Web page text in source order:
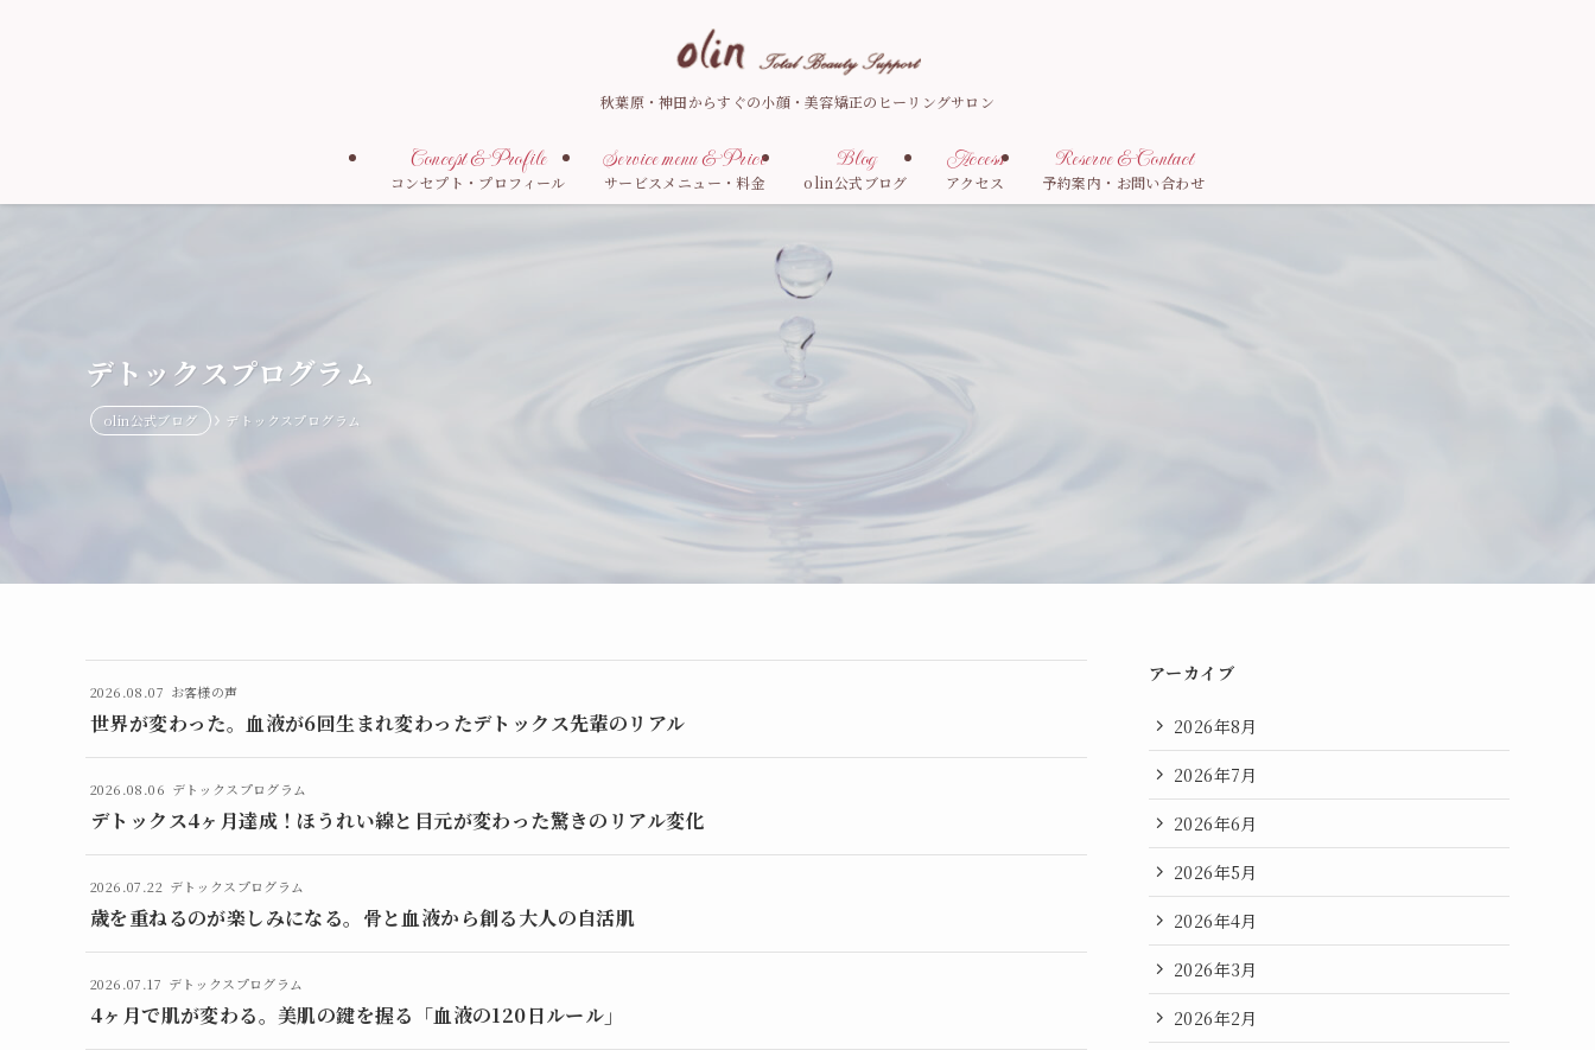
秋葉原・神田からすぐの小顔・美容矯正のヒーリングサロン
Concept & Profile
コンセプト・プロフィール
Service menu & Price
サービスメニュー・料金
Blog
olin公式ブログ
Access
アクセス
Reserve & Contact
予約案内・お問い合わせ
デトックスプログラム
olin公式ブログ デトックスプログラム
2026.08.07 お客様の声
世界が変わった。血液が6回生まれ変わったデトックス先輩のリアル
2026.08.06 デトックスプログラム
デトックス4ヶ月達成！ほうれい線と目元が変わった驚きのリアル変化
2026.07.22 デトックスプログラム
歳を重ねるのが楽しみになる。骨と血液から創る大人の自活肌
2026.07.17 デトックスプログラム
4ヶ月で肌が変わる。美肌の鍵を握る「血液の120日ルール」
アーカイブ
2026年8月
2026年7月
2026年6月
2026年5月
2026年4月
2026年3月
2026年2月